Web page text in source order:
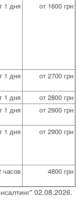
1 дня от 1600 грн
1 дня от 2700 грн
1 дня
от 2800 грн
1 дня от 2900 грн
1 дня от 2900 грн
часов 4800 грн
02.08.2026.